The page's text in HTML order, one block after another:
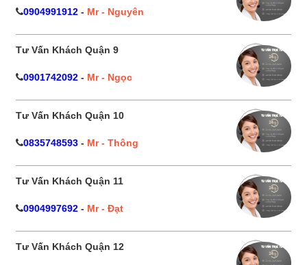
0904991912 - Mr - Nguyên
Tư Vấn Khách Quận 9
0901742092 - Mr - Ngọc
Tư Vấn Khách Quận 10
0835748593 - Mr - Thông
Tư Vấn Khách Quận 11
0904997692 - Mr - Đạt
Tư Vấn Khách Quận 12